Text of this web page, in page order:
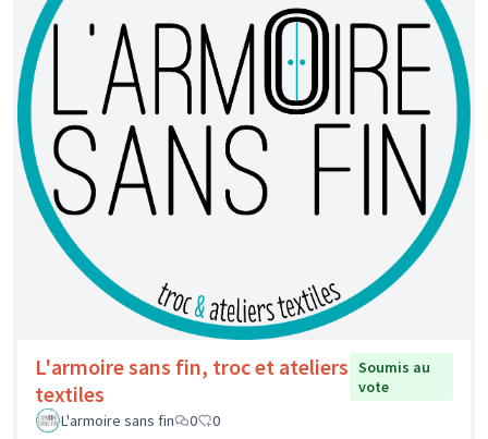
L'armoire sans fin, troc et ateliers
textiles
Soumis au
vote
L'armoire sans fin
0 0